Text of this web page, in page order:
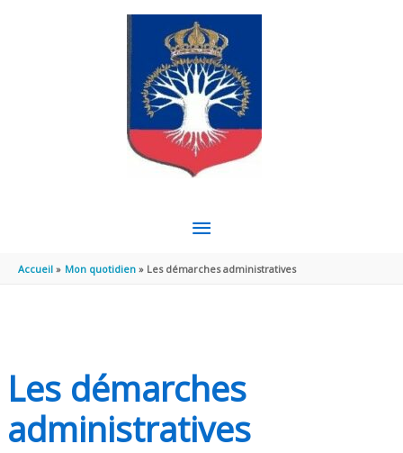
MENU
PRINCIPAL
Accueil Mon quotidien Les démarches administratives
Les démarches
administratives